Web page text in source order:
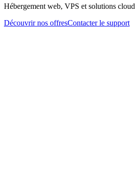
Hébergement web, VPS et solutions
Découvrir nos offresContacter le support